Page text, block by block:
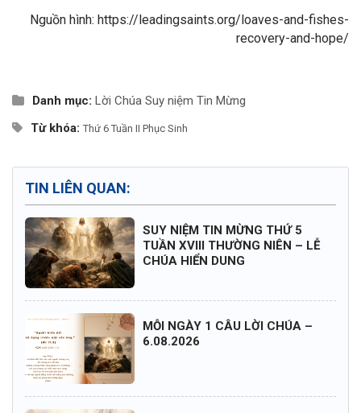
Nguồn hình: https://leadingsaints.org/loaves-and-fishes-
recovery-and-hope/
Danh mục: Lời Chúa Suy niệm Tin Mừng
Từ khóa: Thứ 6 Tuần II Phục Sinh
TIN LIÊN QUAN:
SUY NIỆM TIN MỪNG THỨ 5
TUẦN XVIII THƯỜNG NIÊN – LỄ
CHÚA HIỂN DUNG
MỖI NGÀY 1 CÂU LỜI CHÚA –
6.08.2026